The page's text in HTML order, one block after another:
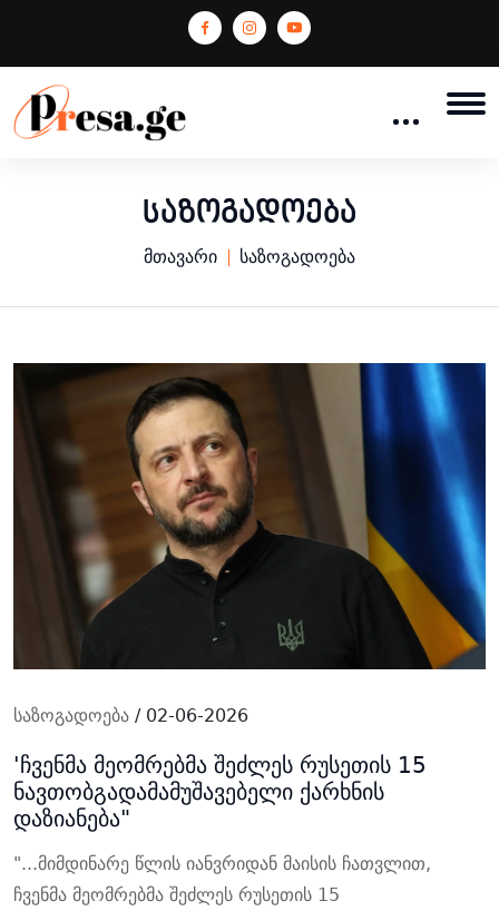
საზოგადოება
მთავარი საზოგადოება
საზოგადოება / 02-06-2026
'ჩვენმა მეომრებმა შეძლეს რუსეთის 15
ნავთობგადამამუშავებელი ქარხნის
დაზიანება"
"...მიმდინარე წლის იანვრიდან მაისის ჩათვლით,
ჩვენმა მეომრებმა შეძლეს რუსეთის 15